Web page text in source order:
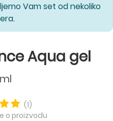
Vam set od nekoliko
Aqua gel
(1)
o proizvodu